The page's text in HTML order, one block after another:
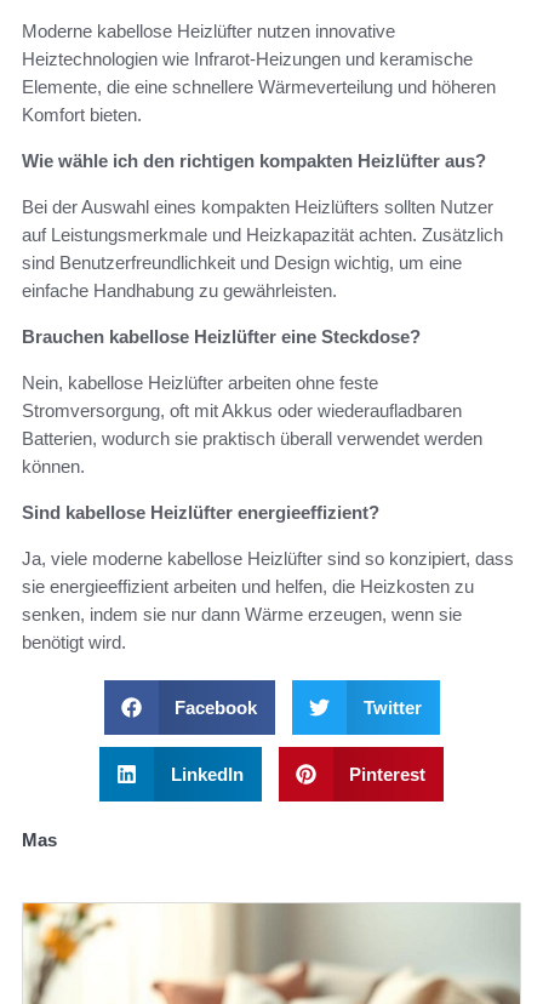
Moderne kabellose Heizlüfter nutzen innovative
Heiztechnologien wie Infrarot-Heizungen und keramische
Elemente, die eine schnellere Wärmeverteilung und höheren
Komfort bieten.
Wie wähle ich den richtigen kompakten Heizlüfter aus?
Bei der Auswahl eines kompakten Heizlüfters sollten Nutzer
auf Leistungsmerkmale und Heizkapazität achten. Zusätzlich
sind Benutzerfreundlichkeit und Design wichtig, um eine
einfache Handhabung zu gewährleisten.
Brauchen kabellose Heizlüfter eine Steckdose?
Nein, kabellose Heizlüfter arbeiten ohne feste
Stromversorgung, oft mit Akkus oder wiederaufladbaren
Batterien, wodurch sie praktisch überall verwendet werden
können.
Sind kabellose Heizlüfter energieeffizient?
Ja, viele moderne kabellose Heizlüfter sind so konzipiert, dass
sie energieeffizient arbeiten und helfen, die Heizkosten zu
senken, indem sie nur dann Wärme erzeugen, wenn sie
benötigt wird.
Facebook Twitter
LinkedIn Pinterest
Mas